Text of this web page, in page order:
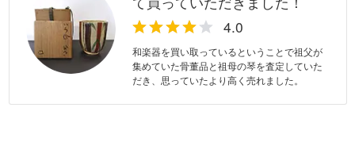
和楽器を買い取っているということで祖父が
集めていた骨董品と祖母の琴を査定していた
だき、思っていたより高く売れました。